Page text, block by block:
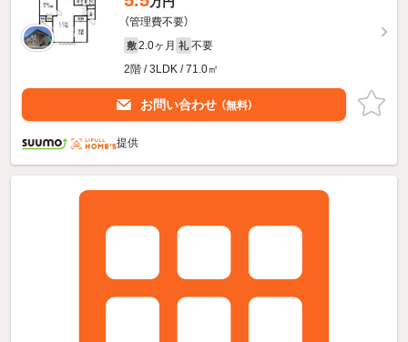
（管理費不要）
敷 2.0ヶ月 礼 不要
2階 / 3LDK / 71.0㎡
お問い合わせ （無料）
提供